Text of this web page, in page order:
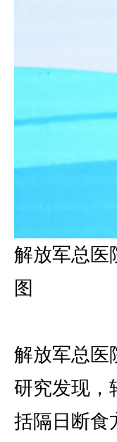
解放军总医
图
解放军总医
研究发现，
括隔日断食